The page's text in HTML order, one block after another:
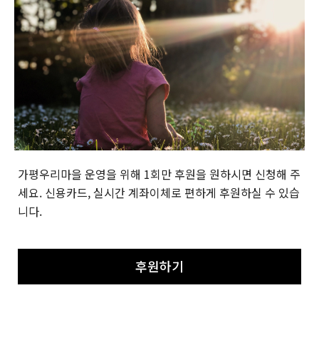
가평우리마을 운영을 위해 1회만 후원을 원하시면 신청해 주
세요. 신용카드, 실시간 계좌이체로 편하게 후원하실 수 있습
니다.
후원하기